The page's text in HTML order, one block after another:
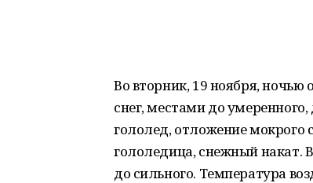
Во вторник, 19 ноября,
снег, местами до
гололед, отложение мокрого
гололедица, снежный накат.
до сильного. Температура